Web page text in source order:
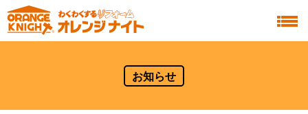
お知らせ